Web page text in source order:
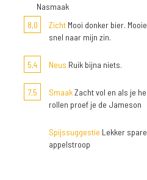
Nasmaak
8,0
Zicht Mooi donker bier.
snel naar mijn zin.
5,4 Neus Ruik bijna niets.
7,5 SmaakZacht vol en als je
rollen proef je de Jameson
Spijssuggestie Lekker
appelstroop